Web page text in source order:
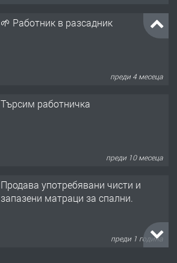
🌱 Работник в разсадник
преди 4 месеца
Търсим работничка
преди 10 месеца
Продава употребявани чисти и
запазени матраци за спални.
преди 1 година